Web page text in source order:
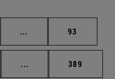
... Páginas intermedias
Página
93
... Páginas intermedias
Página
389